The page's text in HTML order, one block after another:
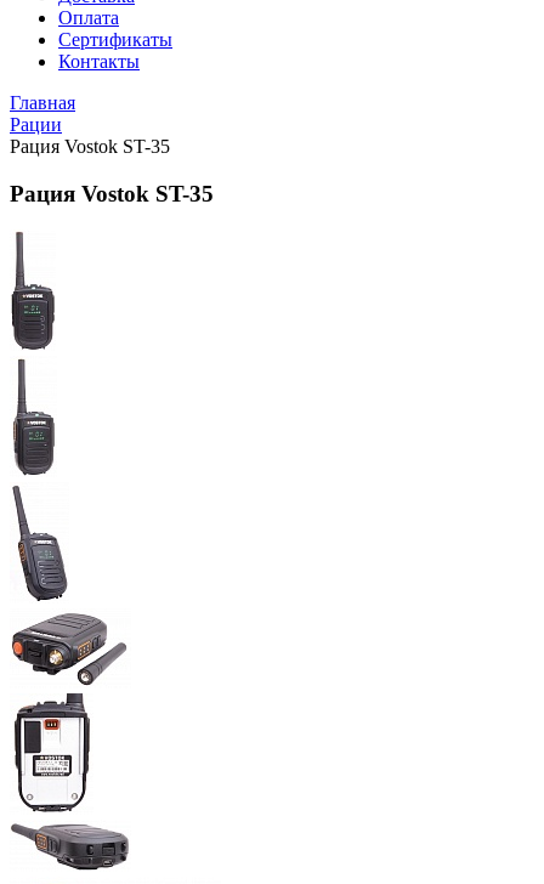
Оплата
Сертификаты
Контакты
Главная
Рации
Рация Vostok ST-35
Рация Vostok ST-35